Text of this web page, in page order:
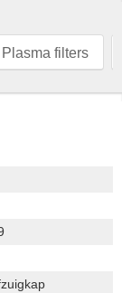
Plasma filters